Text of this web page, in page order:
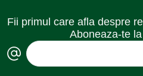
Fii primul care afla despre
Aboneaza-te